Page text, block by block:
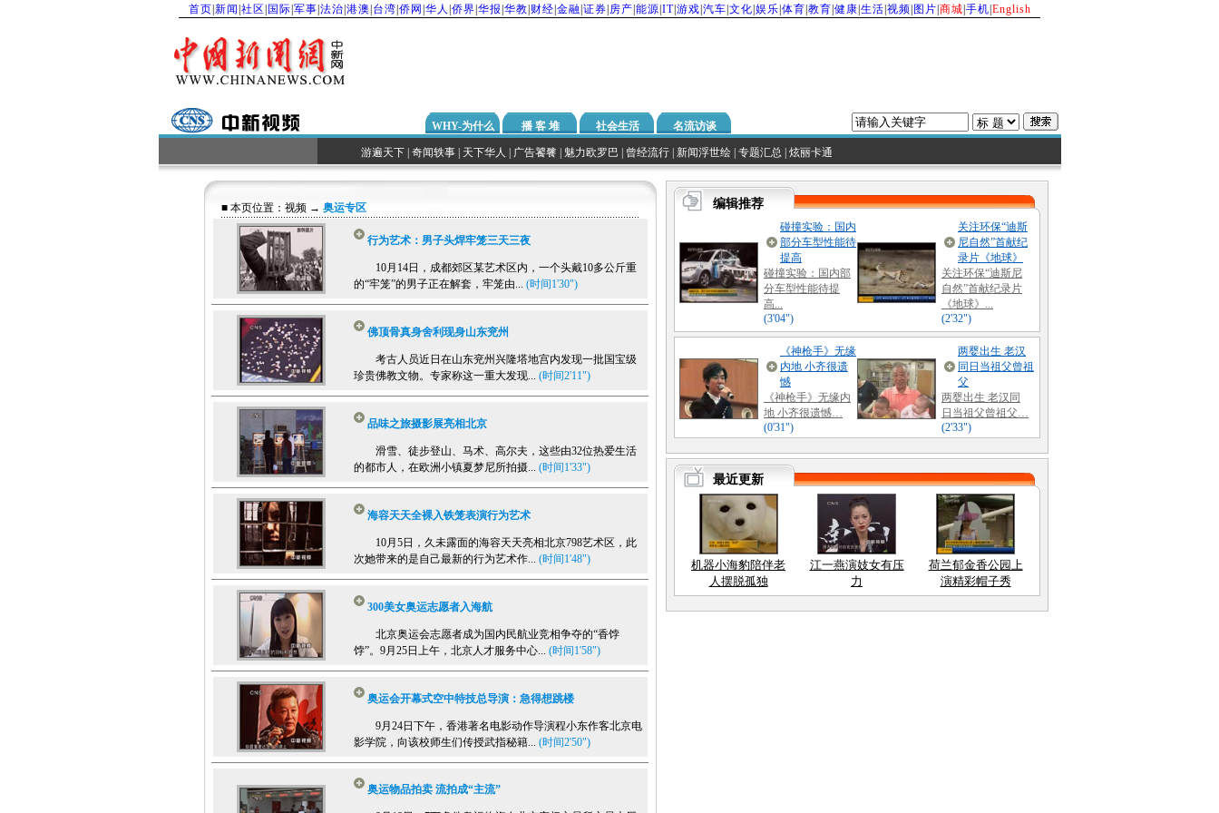
首页 新闻 社区 国际 军事 法治 港澳 台湾 侨网 华人 侨界 华报 华教 财经 金融 证券 房产 能源 IT| 游戏 汽车 文化 娱乐 体育 教育 健康 生活 视频 图片 商城 手机 English
WHY-为什么 播 客 堆 社会生活 名流访谈
游遍天下| 奇闻轶事| 天下华人 广告饕餮| 魅力欧罗巴 曾经流行| 新闻浮世绘| 专题汇总 炫丽卡通
■ 本页位置： 视频→ 奥运专区
行为艺术：男子头焊牢笼三天三夜
10月14日，成都郊区某艺术区内，一个头戴10多公斤重
的“牢笼”的男子正在解套，牢笼由... (时间1'30")
佛顶骨真身舍利现身山东兖州
考古人员近日在山东兖州兴隆塔地宫内发现一批国宝级
珍贵佛教文物。专家称这一重大发现... (时间2'11")
品味之旅摄影展亮相北京
滑雪、徒步登山、马术、高尔夫，这些由32位热爱生活
的都市人，在欧洲小镇夏梦尼所拍摄... (时间1'33")
海容天天全裸入铁笼表演行为艺术
10月5日，久未露面的海容天天亮相北京798艺术区，此
次她带来的是自己最新的行为艺术作... (时间1'48")
300美女奥运志愿者入海航
北京奥运会志愿者成为国内民航业竞相争夺的“香饽
饽”。9月25日上午，北京人才服务中心... (时间1'58")
奥运会开幕式空中特技总导演：急得想跳楼
9月24日下午，香港著名电影动作导演程小东作客北京电
影学院，向该校师生们传授武指秘籍... (时间2'50")
奥运物品拍卖 流拍成“主流”